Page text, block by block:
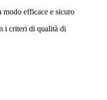
efficace e sicuro
i criteri di qualità di